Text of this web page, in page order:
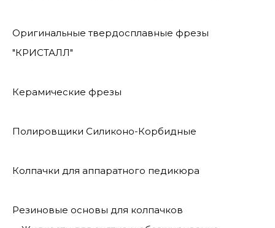
Оригинальные твердосплавные фрезы
"КРИСТАЛЛ"
Керамические фрезы
Полировщики Силиконо-Корбидные
Колпачки для аппаратного педикюра
Резиновые основы для колпачков